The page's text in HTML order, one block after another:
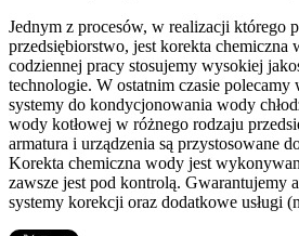
Jednym z procesów, w realizacji którego
przedsiębiorstwo, jest korekta chemiczna
codziennej pracy stosujemy wysokiej
technologie. W ostatnim czasie polecamy
systemy do kondycjonowania wody
wody kotłowej w różnego rodzaju
armatura i urządzenia są przystosowane
Korekta chemiczna wody jest
zawsze jest pod kontrolą. Gwarantujemy
systemy korekcji oraz dodatkowe usługi